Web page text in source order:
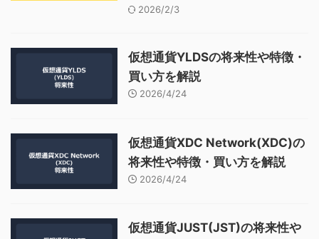
2026/2/3
仮想通貨YLDSの将来性や特徴・
買い方を解説
2026/4/24
仮想通貨XDC Network(XDC)の
将来性や特徴・買い方を解説
2026/4/24
仮想通貨JUST(JST)の将来性や